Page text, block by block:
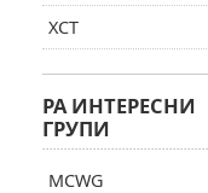
ХСТ
РА ИНТЕРЕСНИ
ГРУПИ
MCWG